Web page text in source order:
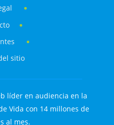
sitio
líder en audiencia en la
Vida con 14 millones de
al mes.